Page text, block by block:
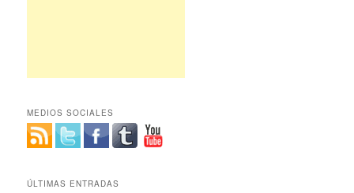
MEDIOS SOCIALES
ÚLTIMAS ENTRADAS